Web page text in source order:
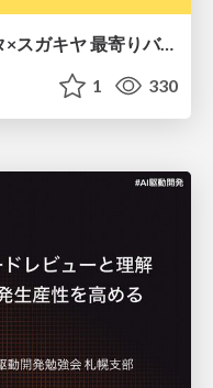
名古屋の市バスGTFS-JPデータ×スガキヤ 最寄りバス停検索をAmazon ElastiCache Serverless for Valkeyで最適化する
1 330